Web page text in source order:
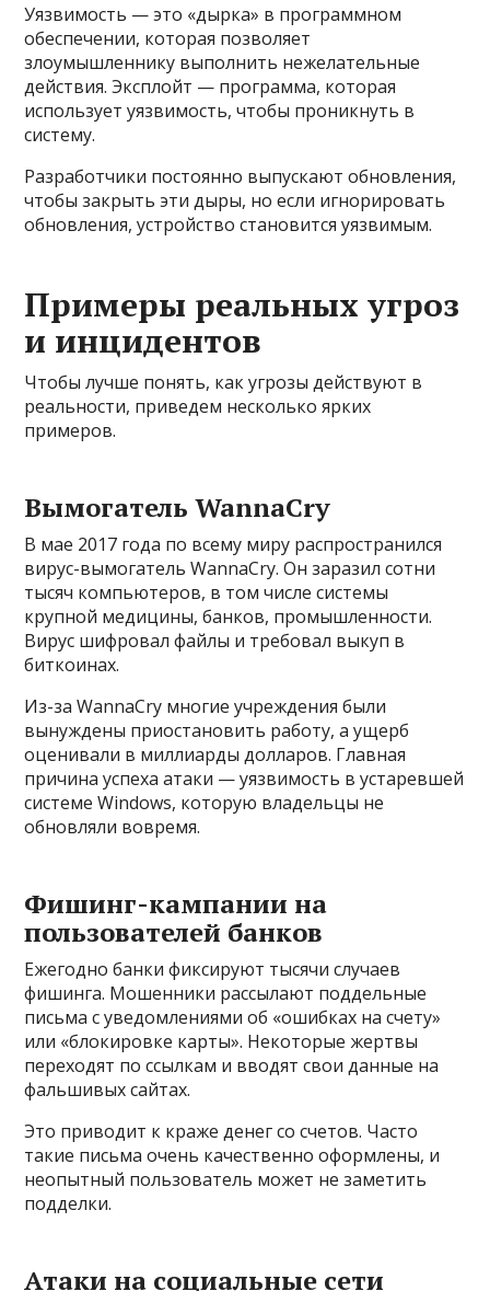
Уязвимость — это «дырка» в программном
обеспечении, которая позволяет
злоумышленнику выполнить нежелательные
действия. Эксплойт — программа, которая
использует уязвимость, чтобы проникнуть в
систему.
Разработчики постоянно выпускают обновления,
чтобы закрыть эти дыры, но если игнорировать
обновления, устройство становится уязвимым.
Примеры реальных угроз
и инцидентов
Чтобы лучше понять, как угрозы действуют в
реальности, приведем несколько ярких
примеров.
Вымогатель WannaCry
В мае 2017 года по всему миру распространился
вирус-вымогатель WannaCry. Он заразил сотни
тысяч компьютеров, в том числе системы
крупной медицины, банков, промышленности.
Вирус шифровал файлы и требовал выкуп в
биткоинах.
Из-за WannaCry многие учреждения были
вынуждены приостановить работу, а ущерб
оценивали в миллиарды долларов. Главная
причина успеха атаки — уязвимость в устаревшей
системе Windows, которую владельцы не
обновляли вовремя.
Фишинг-кампании на
пользователей банков
Ежегодно банки фиксируют тысячи случаев
фишинга. Мошенники рассылают поддельные
письма с уведомлениями об «ошибках на счету»
или «блокировке карты». Некоторые жертвы
переходят по ссылкам и вводят свои данные на
фальшивых сайтах.
Это приводит к краже денег со счетов. Часто
такие письма очень качественно оформлены, и
неопытный пользователь может не заметить
подделки.
Атаки на социальные сети